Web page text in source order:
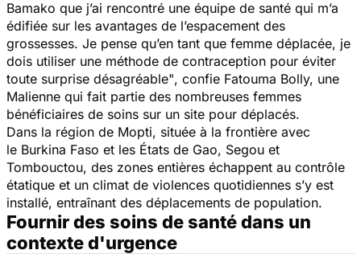
Bamako que j’ai rencontré une équipe de santé qui m’a
édifiée sur les avantages de l’espacement des
grossesses. Je pense qu’en tant que femme déplacée, je
dois utiliser une méthode de contraception pour éviter
toute surprise désagréable", confie Fatouma Bolly, une
Malienne qui fait partie des nombreuses femmes
bénéficiaires de soins sur un site pour déplacés.
Dans la région de Mopti, située à la frontière avec
le Burkina Faso et les États de Gao, Segou et
Tombouctou, des zones entières échappent au contrôle
étatique et un climat de violences quotidiennes s’y est
installé, entraînant des déplacements de population.
Fournir des soins de santé dans un
contexte d'urgence